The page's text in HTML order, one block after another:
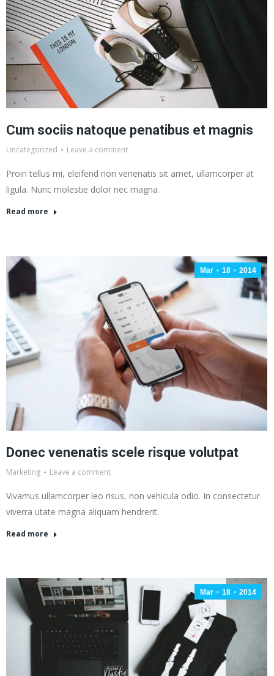
Cum sociis natoque penatibus et magnis
Uncategorized Leave a comment
Proin tellus mi, eleifend non venenatis sit amet, ullamcorper at
ligula. Nunc molestie dolor nec magna.
Read more
Mar 18 2014
Donec venenatis scele risque volutpat
Marketing Leave a comment
Vivamus ullamcorper leo risus, non vehicula odio. In consectetur
viverra utate magna aliquam hendrerit.
Read more
Mar 18 2014